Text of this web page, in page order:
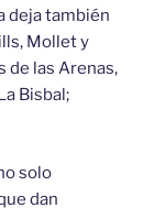
deja también
Mollet y
de las Arenas,
Bisbal;
solo
dan